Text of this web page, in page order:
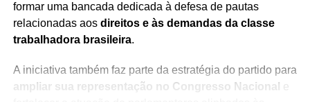
formar uma bancada dedicada à defesa de pautas
relacionadas aos direitos e às demandas da classe
trabalhadora brasileira.
A iniciativa também faz parte da estratégia do partido para
ampliar sua representação no Congresso Nacional
e